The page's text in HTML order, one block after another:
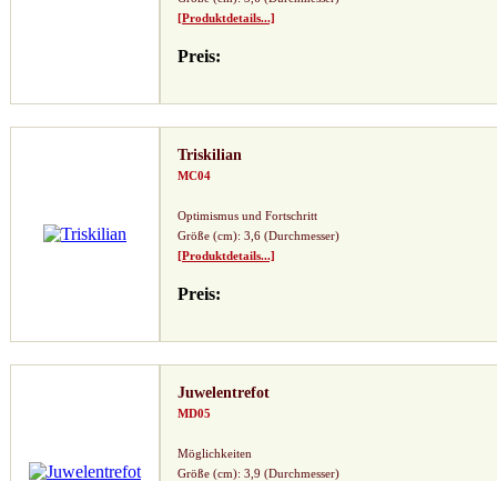
[Produktdetails...]
Preis:
Triskilian
MC04
Optimismus und Fortschritt
Größe (cm): 3,6 (Durchmesser)
[Produktdetails...]
Preis:
Juwelentrefot
MD05
Möglichkeiten
Größe (cm): 3,9 (Durchmesser)